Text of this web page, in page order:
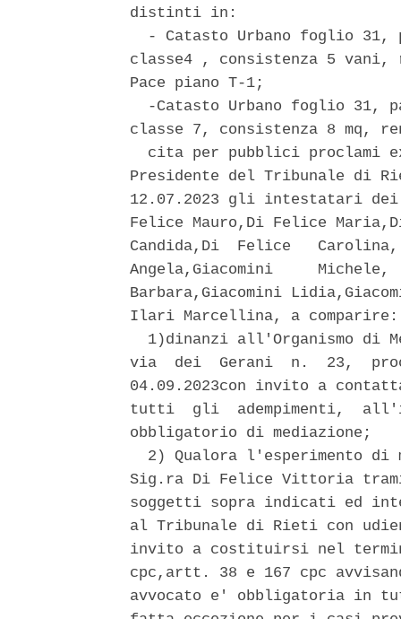
distinti in:
- Catasto Urbano foglio 31,
classe4 , consistenza 5
Pace piano T-1;
-Catasto Urbano foglio 31,
classe 7, consistenza 8 mq,
cita per pubblici proclami
Presidente del Tribunale di
12.07.2023 gli intestatari
Felice Mauro,Di Felice
Candida,Di  Felice
Angela,Giacomini
Barbara,Giacomini
Ilari Marcellina, a
1)dinanzi all'Organismo di
via  dei  Gerani  n.  23,
04.09.2023con invito a
tutti  gli  adempimenti,
obbligatorio di mediazione;
2) Qualora l'esperimento di
Sig.ra Di Felice Vittoria
soggetti sopra indicati ed
al Tribunale di Rieti con
invito a costituirsi nel
cpc,artt. 38 e 167 cpc
avvocato e' obbligatoria in